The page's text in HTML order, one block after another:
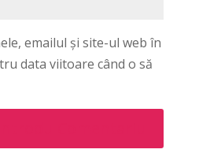
emailul și site-ul web în
data viitoare când o să